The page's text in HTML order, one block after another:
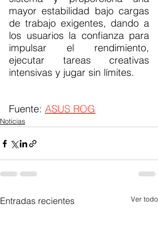
mayor estabilidad bajo cargas
de trabajo exigentes, dando a
los usuarios la confianza para
impulsar el rendimiento,
ejecutar tareas creativas
intensivas y jugar sin límites.
Fuente: ASUS ROG
Noticias
Entradas recientes Ver todo